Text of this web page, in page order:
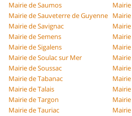
Mairie de Saumos
Mairie de Sauveterre de Guyenne
Mairie de Savignac
Mairie de Semens
Mairie de Sigalens
Mairie
Mairie de Soulac sur Mer
Mairie de Soussac
Mairie de Tabanac
Mairie de Talais
Mairie de Targon
Mairie de Tauriac